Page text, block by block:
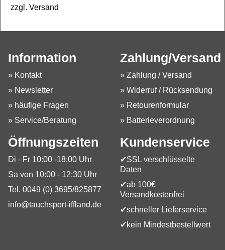
zzgl. Versand
Information
» Kontakt
» Newsletter
» häufige Fragen
» Service/Beratung
Zahlung/Versand
» Zahlung / Versand
» Widerruf / Rücksendung
» Retourenformular
» Batterieverordnung
Öffnungszeiten
Di - Fr 10:00 -18:00 Uhr
Sa von 10:00 - 12:30 Uhr
Tel. 0049 (0) 3695/825877
info@tauchsport-iffland.de
Kundenservice
✔SSL verschlüsselte
Daten
✔ab 100€
Versandkostenfrei
✔schneller Lieferservice
✔kein Mindestbestellwert